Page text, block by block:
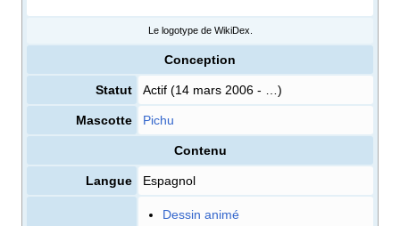
Le logotype de WikiDex.
Conception
Statut Actif (14 mars 2006 - …)
Mascotte Pichu
Contenu
Langue Espagnol
Dessin animé